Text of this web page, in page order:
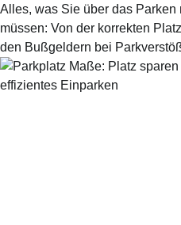
Alles, was Sie über das Parken
müssen: Von der korrekten
den Bußgeldern bei